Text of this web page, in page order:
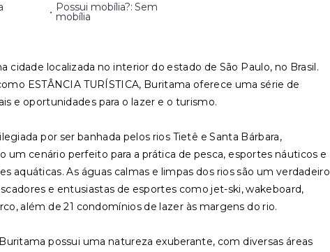
• Possui mobília?: Sem
mobília
cidade localizada no interior do estado de São Paulo, no Brasil.
ESTÂNCIA TURÍSTICA, Buritama oferece uma série de
e oportunidades para o lazer e o turismo.
por ser banhada pelos rios Tietê e Santa Bárbara,
um cenário perfeito para a prática de pesca, esportes náuticos e
aquáticas. As águas calmas e limpas dos rios são um verdadeiro
e entusiastas de esportes como jet-ski, wakeboard,
além de 21 condomínios de lazer às margens do rio.
possui uma natureza exuberante, com diversas áreas